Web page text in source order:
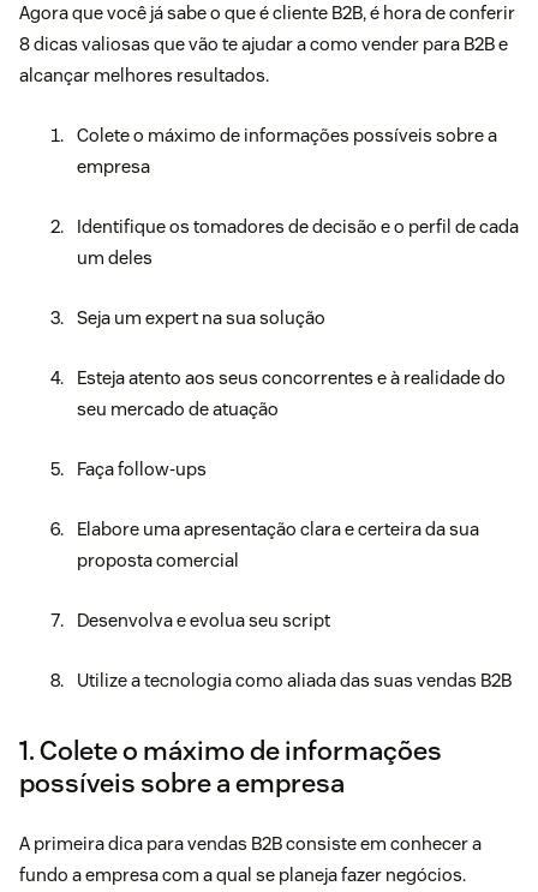
Agora que você já sabe o que é cliente B2B, é hora de conferir
8 dicas valiosas que vão te ajudar a como vender para B2B e
alcançar melhores resultados.
Colete o máximo de informações possíveis sobre a
empresa
Identifique os tomadores de decisão e o perfil de cada
um deles
Seja um expert na sua solução
Esteja atento aos seus concorrentes e à realidade do
seu mercado de atuação
Faça follow-ups
Elabore uma apresentação clara e certeira da sua
proposta comercial
Desenvolva e evolua seu script
Utilize a tecnologia como aliada das suas vendas B2B
1. Colete o máximo de informações
possíveis sobre a empresa
A primeira dica para vendas B2B consiste em conhecer a
fundo a empresa com a qual se planeja fazer negócios.